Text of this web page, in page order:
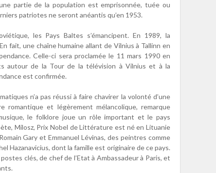
partie de la population est emprisonnée, tuée ou
patriotes ne seront anéantis qu’en 1953.
les Pays Baltes s’émancipent. En 1989, la
fait, une chaîne humaine allant de Vilnius à Tallinn en
Celle-ci sera proclamée le 11 mars 1990 en
autour de la Tour de la télévision à Vilnius et à la
est confirmée.
n’a pas réussi à faire chavirer la volonté d’une
romantique et légèrement mélancolique, remarque
le folklore joue un rôle important et le pays
Milosz, Prix Nobel de Littérature est né en Lituanie
Gary et Emmanuel Lévinas, des peintres comme
Hazanavicius, dont la famille est originaire de ce pays.
clés, de chef de l’Etat à Ambassadeur à Paris, et